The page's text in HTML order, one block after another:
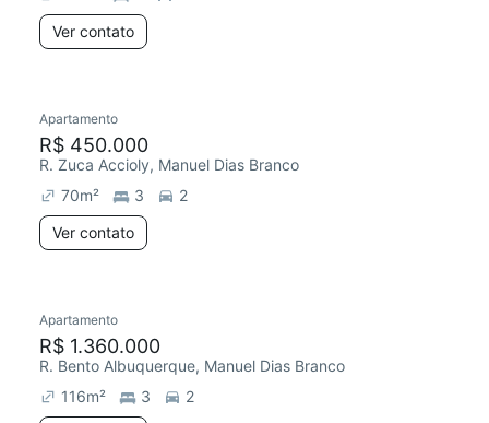
Ver contato
Apartamento
R$ 450.000
R. Zuca Accioly, Manuel Dias Branco
70m² 3
2
Ver contato
Apartamento
R$ 1.360.000
R. Bento Albuquerque, Manuel Dias Branco
116m² 3
2